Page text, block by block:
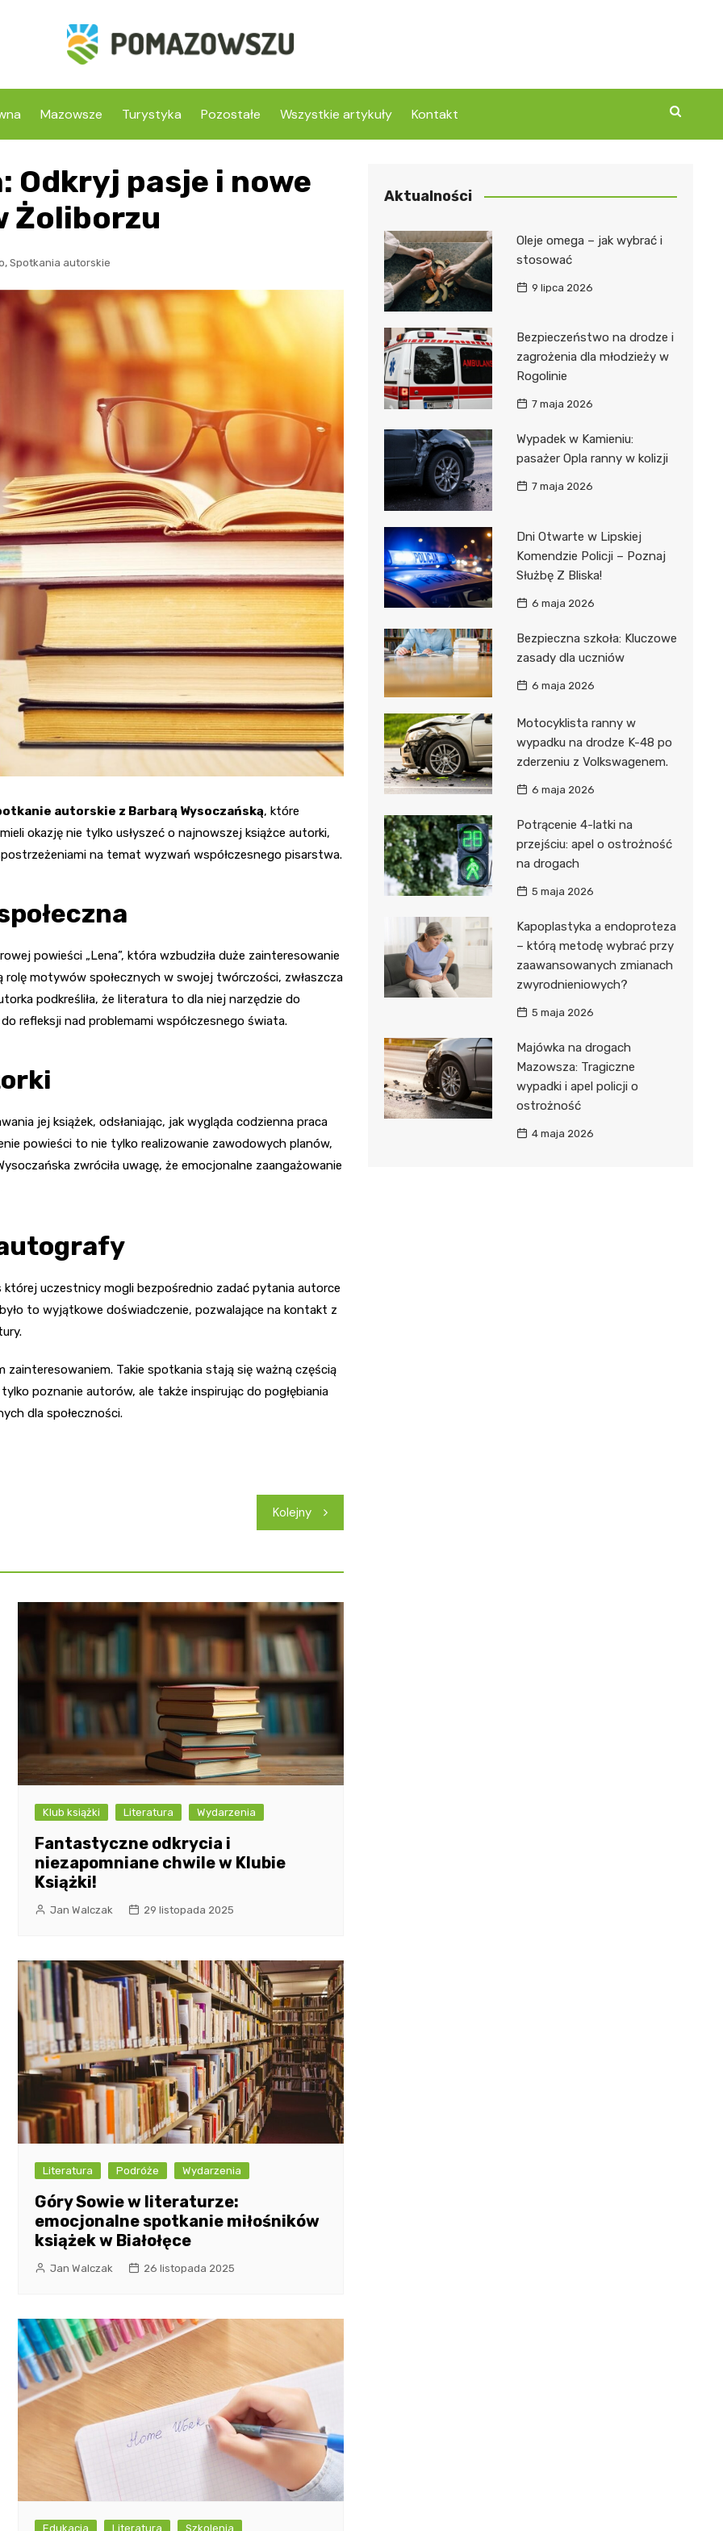
Mazowsze Turystyka Pozostałe Wszystkie artykuły Kontakt
Odkryj pasje i nowe
Żoliborzu
, Spotkania autorskie
autorskie z Barbarą Wysoczańską, które
okazję nie tylko usłyszeć o najnowszej książce autorki,
na temat wyzwań współczesnego pisarstwa.
powieści „Lena”, która wzbudziła duże zainteresowanie
motywów społecznych w swojej twórczości, zwłaszcza
podkreśliła, że literatura to dla niej narzędzie do
refleksji nad problemami współczesnego świata.
jej książek, odsłaniając, jak wygląda codzienna praca
powieści to nie tylko realizowanie zawodowych planów,
zwróciła uwagę, że emocjonalne zaangażowanie
uczestnicy mogli bezpośrednio zadać pytania autorce
to wyjątkowe doświadczenie, pozwalające na kontakt z
zainteresowaniem. Takie spotkania stają się ważną częścią
poznanie autorów, ale także inspirując do pogłębiania
dla społeczności.
Kolejny
Klub książki Literatura Wydarzenia
Fantastyczne odkrycia i
niezapomniane chwile w Klubie
Książki!
Jan Walczak 29 listopada 2025
Literatura Podróże Wydarzenia
Góry Sowie w literaturze:
emocjonalne spotkanie miłośników
książek w Białołęce
Jan Walczak 26 listopada 2025
Edukacja Literatura Szkolenia
Aktualności
Oleje omega – jak wybrać i
stosować
9 lipca 2026
Bezpieczeństwo na drodze i
zagrożenia dla młodzieży w
Rogolinie
7 maja 2026
Wypadek w Kamieniu:
pasażer Opla ranny w kolizji
7 maja 2026
Dni Otwarte w Lipskiej
Komendzie Policji – Poznaj
Służbę Z Bliska!
6 maja 2026
Bezpieczna szkoła: Kluczowe
zasady dla uczniów
6 maja 2026
Motocyklista ranny w
wypadku na drodze K-48 po
zderzeniu z Volkswagenem.
6 maja 2026
Potrącenie 4-latki na
przejściu: apel o ostrożność
na drogach
5 maja 2026
Kapoplastyka a endoproteza
– którą metodę wybrać przy
zaawansowanych zmianach
zwyrodnieniowych?
5 maja 2026
Majówka na drogach
Mazowsza: Tragiczne
wypadki i apel policji o
ostrożność
4 maja 2026